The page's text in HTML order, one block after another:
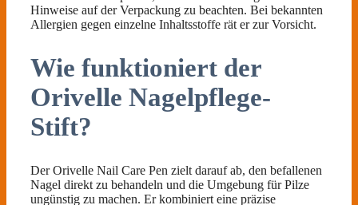
Hinweise auf der Verpackung zu beachten. Bei bekannten
Allergien gegen einzelne Inhaltsstoffe rät er zur Vorsicht.
Wie funktioniert der
Orivelle Nagelpflege-
Stift?
Der Orivelle Nail Care Pen zielt darauf ab, den befallenen
Nagel direkt zu behandeln und die Umgebung für Pilze
ungünstig zu machen. Er kombiniert eine präzise